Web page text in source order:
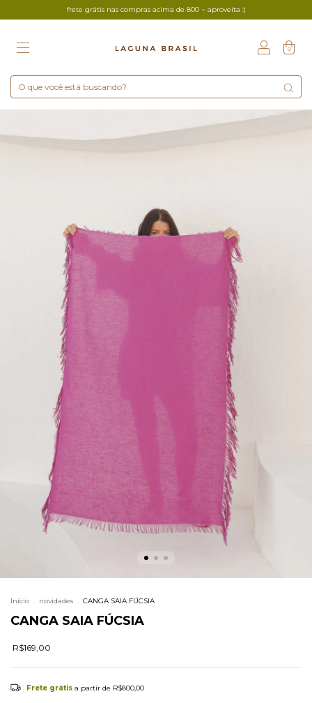
frete grátis nas compras acima de 800 ~ aproveita :)
0
Início . novidades . CANGA SAIA FÚCSIA
CANGA SAIA FÚCSIA
R$169,00
Frete grátis a partir de R$800,00